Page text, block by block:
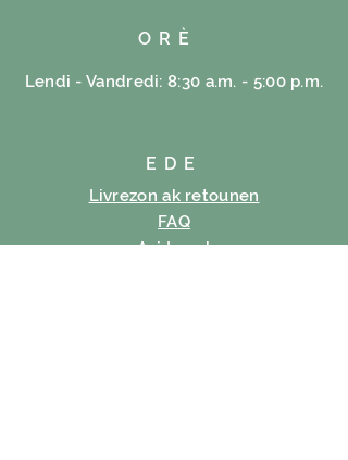
ORÈ
Lendi - Vandredi: 8:30 a.m. - 5:00 p.m.
EDE
Livrezon ak retounen
FAQ
Avi Legal